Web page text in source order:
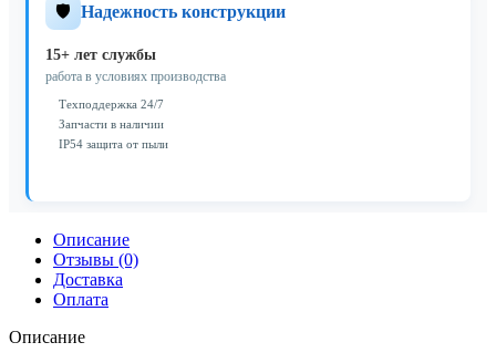
🛡️ Надежность конструкции
15+ лет службы
работа в условиях производства
Техподдержка 24/7
Запчасти в наличии
IP54 защита от пыли
Описание
Отзывы (0)
Доставка
Оплата
Описание